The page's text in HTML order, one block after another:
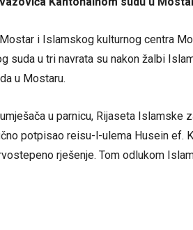
i Islamskog kulturnog centra
suda u tri navrata su nakon žalbi
u Mostaru.
u parnicu, Rijaseta Islamske
potpisao reisu-l-ulema Husein ef.
rješenje. Tom odlukom